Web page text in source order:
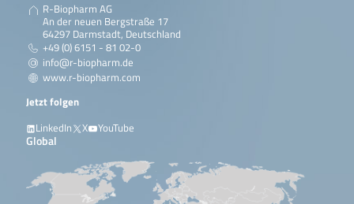
R-Biopharm AG
An der neuen Bergstraße 17
64297 Darmstadt, Deutschland
+49 (0) 6151 - 81 02-0
info@r-biopharm.de
www.r-biopharm.com
Jetzt folgen
LinkedIn
X YouTube
Global